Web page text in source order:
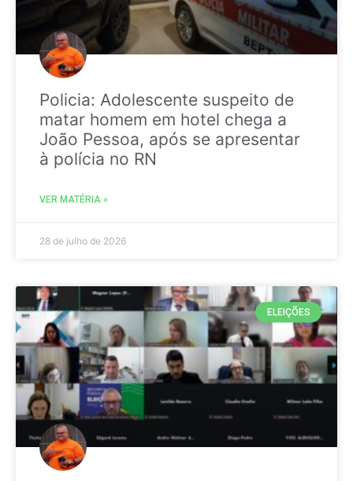
Policia: Adolescente suspeito de
matar homem em hotel chega a
João Pessoa, após se apresentar
à polícia no RN
VER MATÉRIA »
28 de julho de 2026
ELEIÇÕES